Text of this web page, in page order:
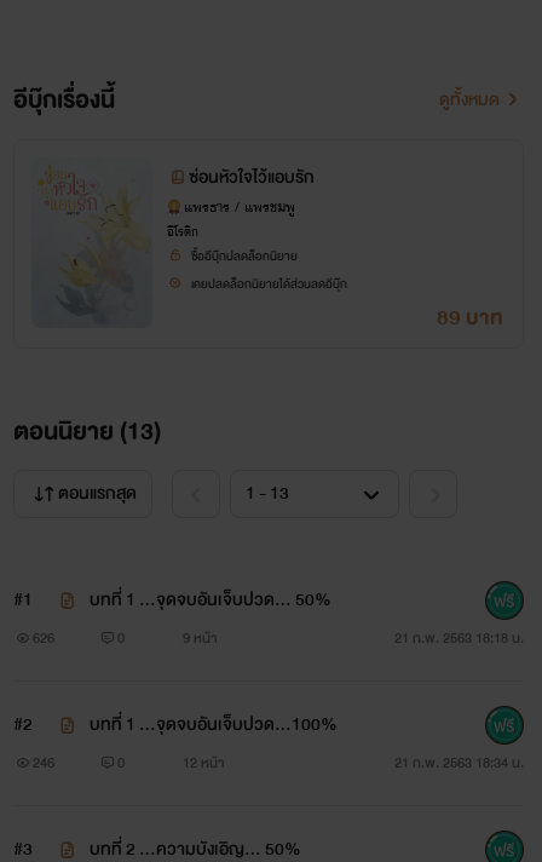
ศิษย์ตัวน้อยประจำชั้นอนุบาลทานตะวันของเธอเป็นตัวกลาง
นิยายเรื่องนี้มี e-book วางขาย ที่ meb แล้วนะคะ ท่านใดสนใจ
สามารถตามไปโหลดได้เลยค่ะ ตอนนี้ยังอยู่ในช่วงโปรโมชั่น เพียง
89 บาท หากเข้าไปพบราคาเกินนี้ให้รอโปรโมชั่นรอบต่อไปนะคะ
อีบุ๊กเรื่องนี้ ดูทั้งหมด
ซ่อนหัวใจไว้แอบรัก
แพรธาร / แพรชมพู
อีโรติก
ซื้ออีบุ๊กปลดล็อกนิยาย
เคยปลดล็อกนิยายได้ส่วนลดอีบุ๊ก
89 บาท
ตอนนิยาย (13)
ตอนแรกสุด
#1 บทที่ 1 ...จุดจบอันเจ็บปวด... 50%
626 0 9 หน้า 21 ก.พ. 2563 18:18 น.
#2 บทที่ 1 ...จุดจบอันเจ็บปวด...100%
246 0 12 หน้า 21 ก.พ. 2563 18:34 น.
#3 บทที่ 2 ...ความบังเอิญ... 50%